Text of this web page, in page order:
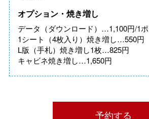
オプション・焼き増し
データ（ダウンロード）…1,100円/1
1シート（4枚入り）焼き増し…550円
L版（手札）焼き増し1枚…825円
​キャビネ焼き増し…1,650円
予約する